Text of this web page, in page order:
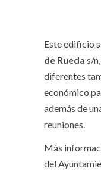
Este edificio
de Rueda s/
diferentes
económico
además de
reuniones.
Más
del